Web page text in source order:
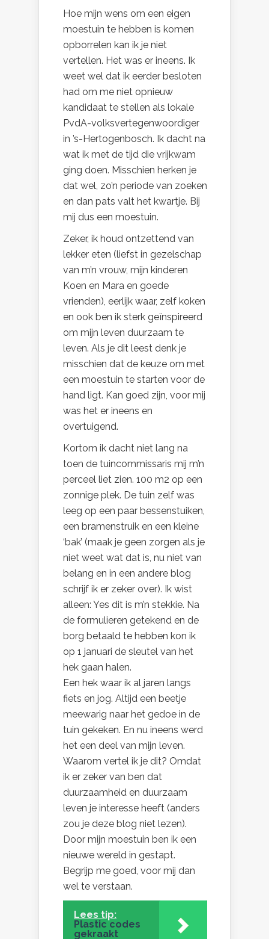
Hoe mijn wens om een eigen
moestuin te hebben is komen
opborrelen kan ik je niet
vertellen. Het was er ineens. Ik
weet wel dat ik eerder besloten
had om me niet opnieuw
kandidaat te stellen als lokale
PvdA-volksvertegenwoordiger
in ’s-Hertogenbosch. Ik dacht na
wat ik met de tijd die vrijkwam
ging doen. Misschien herken je
dat wel, zo’n periode van zoeken
en dan pats valt het kwartje. Bij
mij dus een moestuin.
Zeker, ik houd ontzettend van
lekker eten (liefst in gezelschap
van m’n vrouw, mijn kinderen
Koen en Mara en goede
vrienden), eerlijk waar, zelf koken
en ook ben ik sterk geïnspireerd
om mijn leven duurzaam te
leven. Als je dit leest denk je
misschien dat de keuze om met
een moestuin te starten voor de
hand ligt. Kan goed zijn, voor mij
was het er ineens en
overtuigend.
Kortom ik dacht niet lang na
toen de tuincommissaris mij m’n
perceel liet zien. 100 m2 op een
zonnige plek. De tuin zelf was
leeg op een paar bessenstuiken,
een bramenstruik en een kleine
‘bak’ (maak je geen zorgen als je
niet weet wat dat is, nu niet van
belang en in een andere blog
schrijf ik er zeker over). Ik wist
alleen: Yes dit is m’n stekkie. Na
de formulieren getekend en de
borg betaald te hebben kon ik
op 1 januari de sleutel van het
hek gaan halen.
Een hek waar ik al jaren langs
fiets en jog. Altijd een beetje
meewarig naar het gedoe in de
tuin gekeken. En nu ineens werd
het een deel van mijn leven.
Waarom vertel ik je dit? Omdat
ik er zeker van ben dat
duurzaamheid en duurzaam
leven je interesse heeft (anders
zou je deze blog niet lezen).
Door mijn moestuin ben ik een
nieuwe wereld in gestapt.
Begrijp me goed, voor mij dan
wel te verstaan.
Lees tip:
Plastic codes
gekraakt